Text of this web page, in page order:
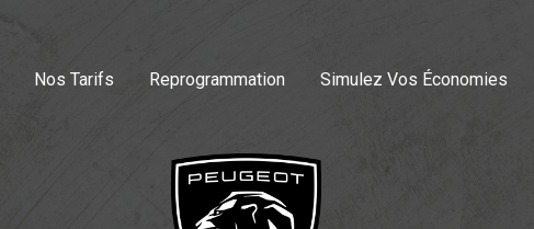
Nos Tarifs Reprogrammation Simulez Vos Économies